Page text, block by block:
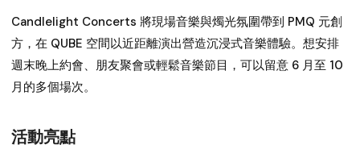
Candlelight Concerts 將現場音樂與燭光氛圍帶到 PMQ 元創
方，在 QUBE 空間以近距離演出營造沉浸式音樂體驗。想安排
週末晚上約會、朋友聚會或輕鬆音樂節目，可以留意 6 月至 10
月的多個場次。
活動亮點